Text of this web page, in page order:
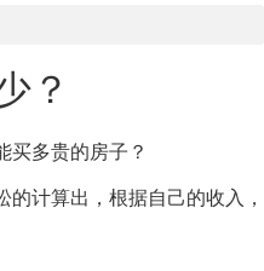
？
买多贵的房子？
计算出，根据自己的收入，